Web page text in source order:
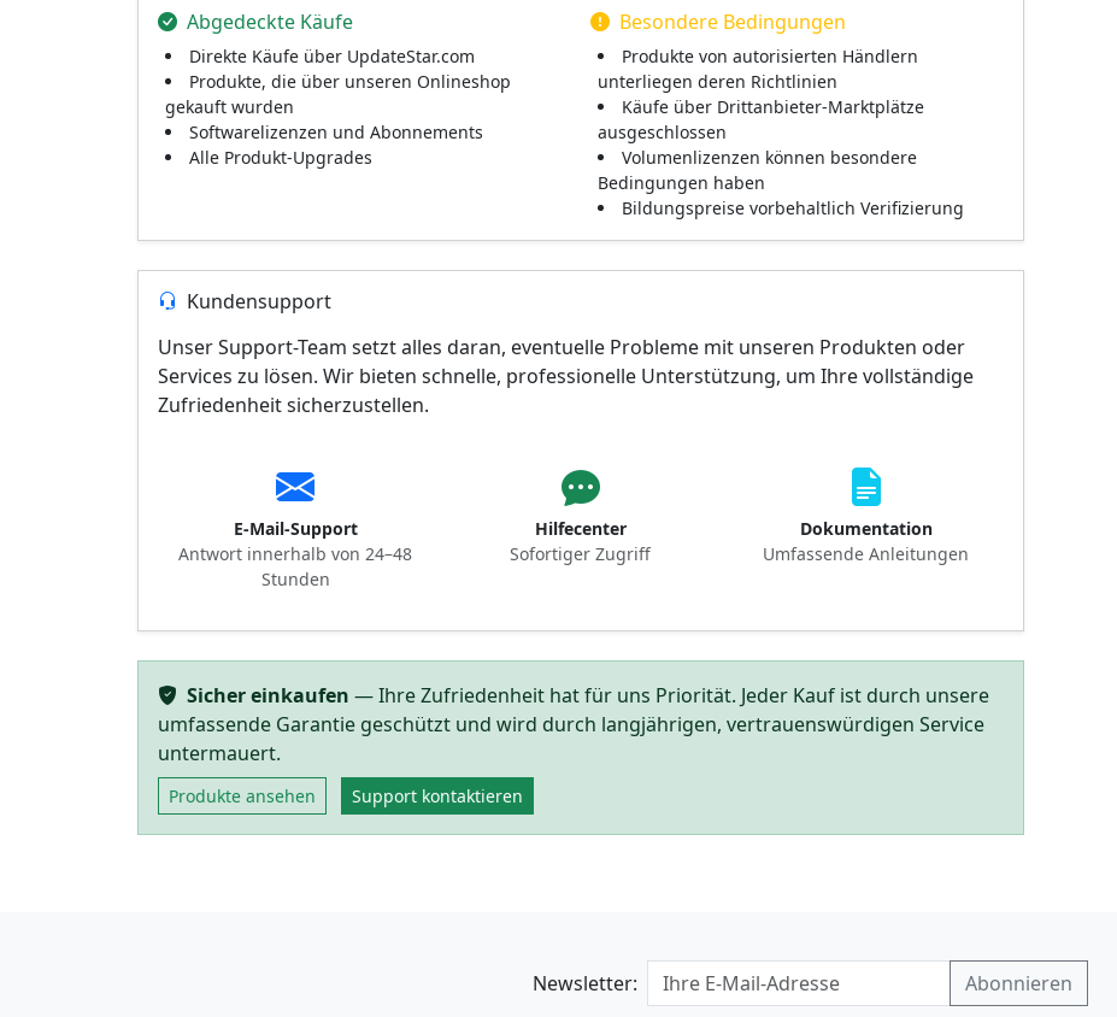
Abgedeckte Käufe
Direkte Käufe über UpdateStar.com
Produkte, die über unseren Onlineshop
gekauft wurden
Softwarelizenzen und Abonnements
Alle Produkt-Upgrades
Besondere Bedingungen
Produkte von autorisierten Händlern
unterliegen deren Richtlinien
Käufe über Drittanbieter-Marktplätze
ausgeschlossen
Volumenlizenzen können besondere
Bedingungen haben
Bildungspreise vorbehaltlich Verifizierung
Kundensupport
Unser Support-Team setzt alles daran, eventuelle Probleme mit unseren Produkten oder
Services zu lösen. Wir bieten schnelle, professionelle Unterstützung, um Ihre vollständige
Zufriedenheit sicherzustellen.
E-Mail-Support
Antwort innerhalb von 24–48
Stunden
Hilfecenter
Sofortiger Zugriff
Dokumentation
Umfassende Anleitungen
Sicher einkaufen — Ihre Zufriedenheit hat für uns Priorität. Jeder Kauf ist durch unsere
umfassende Garantie geschützt und wird durch langjährigen, vertrauenswürdigen Service
untermauert.
Produkte ansehen Support kontaktieren
Newsletter: